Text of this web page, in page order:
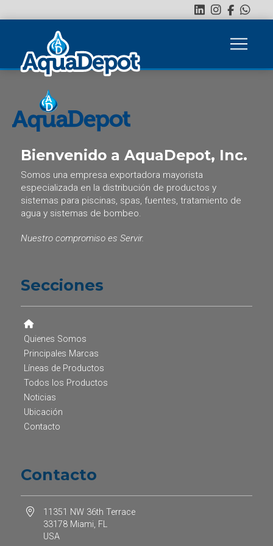
Bienvenido a AquaDepot, Inc.
Somos una empresa exportadora mayorista
especializada en la distribución de productos y
sistemas para piscinas, spas, fuentes, tratamiento de
agua y sistemas de bombeo.
Nuestro compromiso es Servir.
Secciones
Quienes Somos
Principales Marcas
Líneas de Productos
Todos los Productos
Noticias
Ubicación
Contacto
Contacto
11351 NW 36th Terrace
33178 Miami, FL
USA